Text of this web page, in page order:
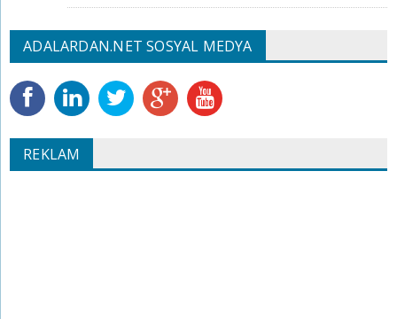
ADALARDAN.NET SOSYAL MEDYA
REKLAM